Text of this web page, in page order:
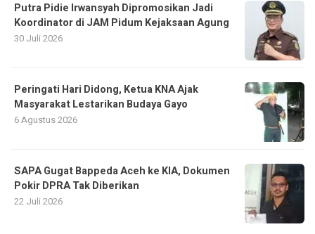
Putra Pidie Irwansyah Dipromosikan Jadi
Koordinator di JAM Pidum Kejaksaan Agung
30 Juli 2026
Peringati Hari Didong, Ketua KNA Ajak
Masyarakat Lestarikan Budaya Gayo
6 Agustus 2026
SAPA Gugat Bappeda Aceh ke KIA, Dokumen
Pokir DPRA Tak Diberikan
22 Juli 2026